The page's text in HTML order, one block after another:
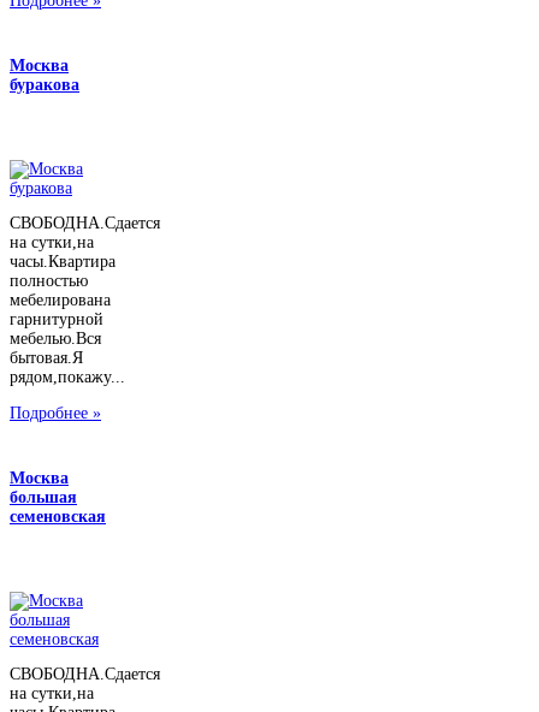
Москва
буракова
СВОБОДНА.Сдается
на сутки,на
часы.Квартира
полностью
мебелирована
гарнитурной
мебелью.Вся
бытовая.Я
рядом,покажу...
Подробнее »
Москва
большая
семеновская
СВОБОДНА.Сдается
на сутки,на